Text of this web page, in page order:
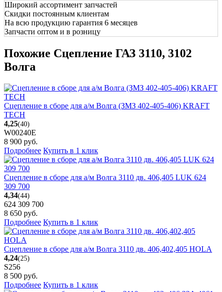
Широкий ассортимент запчастей
Скидки постоянным клиентам
На всю продукцию гарантия 6 месяцев
Запчасти оптом и в розницу
Похожие Сцепление ГАЗ 3110, 3102
Волга
Сцепление в сборе для а/м Волга (ЗМЗ 402-405-406) KRAFT
TECH
4,25(40)
W00240E
8 900 руб.
Подробнее Купить в 1 клик
Сцепление в сборе для а/м Волга 3110 дв. 406,405 LUK 624
309 700
4,34(44)
624 309 700
8 650 руб.
Подробнее Купить в 1 клик
Сцепление в сборе для а/м Волга 3110 дв. 406,402,405 HOLA
4,24(25)
S256
8 500 руб.
Подробнее Купить в 1 клик